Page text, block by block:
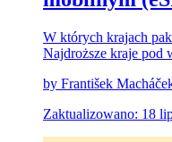
W których krajach
Najdroższe kraje pod
by František
Zaktualizowano: 18